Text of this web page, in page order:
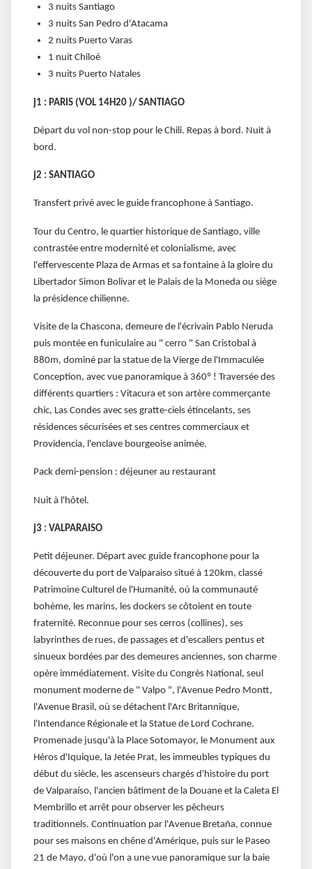
3 nuits Santiago
3 nuits San Pedro d'Atacama
2 nuits Puerto Varas
1 nuit Chiloé
3 nuits Puerto Natales
j1 : PARIS (VOL 14H20 )/ SANTIAGO
Départ du vol non-stop pour le Chili. Repas à bord. Nuit à
bord.
j2 : SANTIAGO
Transfert privé avec le guide francophone à Santiago.
Tour du Centro, le quartier historique de Santiago, ville
contrastée entre modernité et colonialisme, avec
l'effervescente Plaza de Armas et sa fontaine à la gloire du
Libertador Simon Bolivar et le Palais de la Moneda ou siège
la présidence chilienne.
Visite de la Chascona, demeure de l'écrivain Pablo Neruda
puis montée en funiculaire au " cerro " San Cristobal à
880m, dominé par la statue de la Vierge de l'Immaculée
Conception, avec vue panoramique à 360º ! Traversée des
différents quartiers : Vitacura et son artère commerçante
chic, Las Condes avec ses gratte-ciels étincelants, ses
résidences sécurisées et ses centres commerciaux et
Providencia, l'enclave bourgeoise animée.
Pack demi-pension : déjeuner au restaurant
Nuit à l'hôtel.
j3 : VALPARAISO
Petit déjeuner. Départ avec guide francophone pour la
découverte du port de Valparaiso situé à 120km, classé
Patrimoine Culturel de l'Humanité, où la communauté
bohème, les marins, les dockers se côtoient en toute
fraternité. Reconnue pour ses cerros (collines), ses
labyrinthes de rues, de passages et d'escaliers pentus et
sinueux bordées par des demeures anciennes, son charme
opère immédiatement. Visite du Congrès National, seul
monument moderne de " Valpo ", l'Avenue Pedro Montt,
l'Avenue Brasil, où se détachent l'Arc Britannique,
l'Intendance Régionale et la Statue de Lord Cochrane.
Promenade jusqu'à la Place Sotomayor, le Monument aux
Héros d'Iquique, la Jetée Prat, les immeubles typiques du
début du siècle, les ascenseurs chargés d'histoire du port
de Valparaíso, l'ancien bâtiment de la Douane et la Caleta El
Membrillo et arrêt pour observer les pêcheurs
traditionnels. Continuation par l'Avenue Bretaña, connue
pour ses maisons en chêne d'Amérique, puis sur le Paseo
21 de Mayo, d'où l'on a une vue panoramique sur la baie